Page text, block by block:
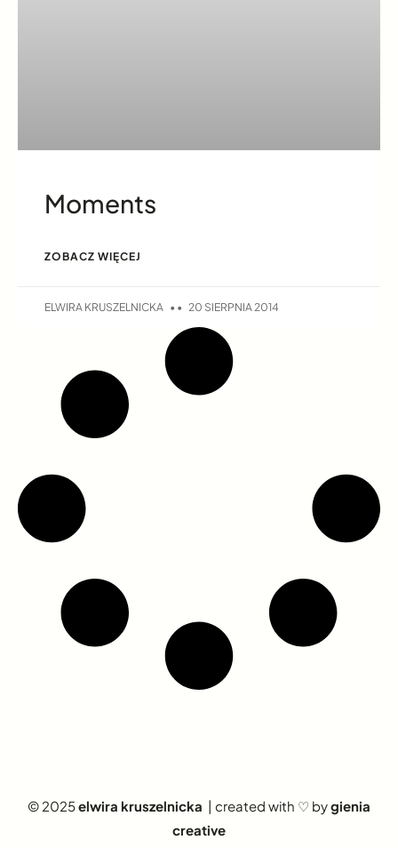
Moments
ZOBACZ WIĘCEJ
ELWIRA KRUSZELNICKA 20 SIERPNIA 2014
© 2025elwira kruszelnicka | created with ♡ bygienia
creative